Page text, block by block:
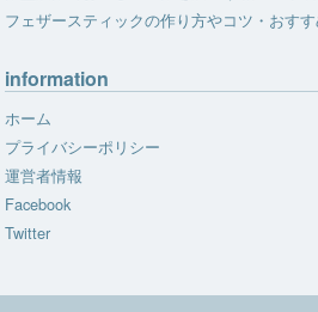
フェザースティックの作り方やコツ・おす
information
ホーム
プライバシーポリシー
運営者情報
Facebook
Twitter